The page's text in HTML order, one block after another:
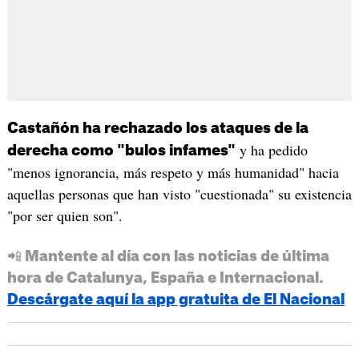
Castañón ha rechazado los ataques de la
derecha como "bulos infames" y ha pedido
"menos ignorancia, más respeto y más humanidad" hacia
aquellas personas que han visto "cuestionada" su existencia
"por ser quien son".
📲 Mantente al día con las noticias de última
hora de Catalunya, España e Internacional.
Descárgate aquí la app gratuita de El Nacional